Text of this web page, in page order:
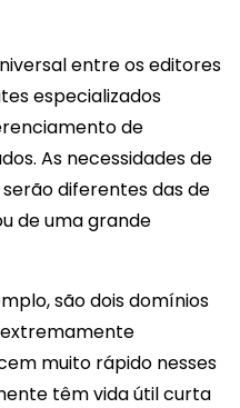
entre os editores
especializados
de
As necessidades de
diferentes das de
de uma grande
são dois domínios
extremamente
muito rápido nesses
têm vida útil curta